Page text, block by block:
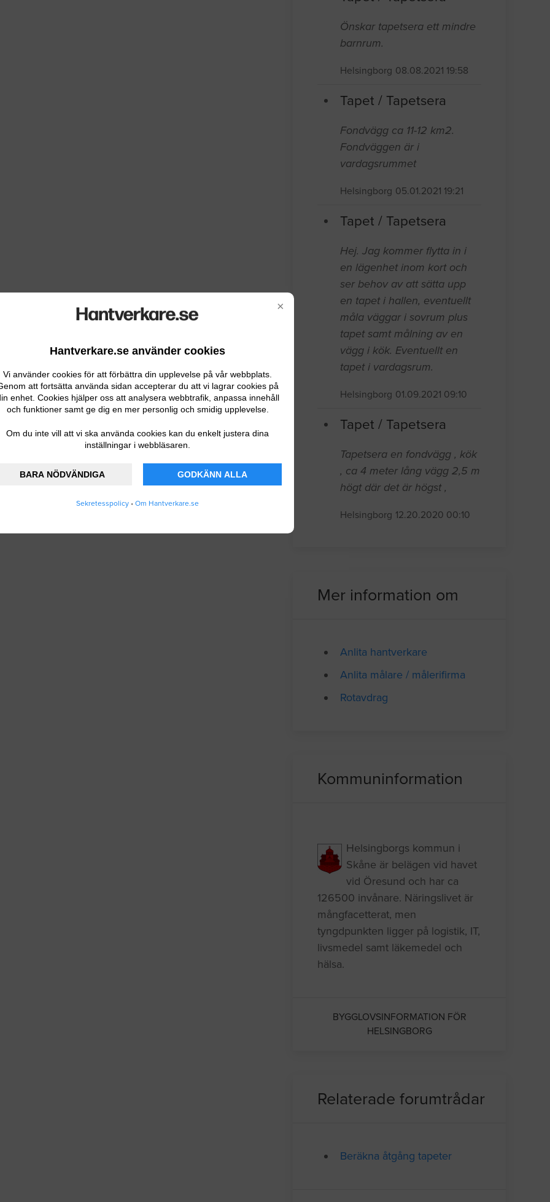
×
Hantverkare.se använder cookies
Vi använder cookies för att förbättra din upplevelse på vår webbplats.
att fortsätta använda sidan accepterar du att vi lagrar cookies på
enhet. Cookies hjälper oss att analysera webbtrafik, anpassa innehåll
och funktioner samt ge dig en mer personlig och smidig upplevelse.
Om du inte vill att vi ska använda cookies kan du enkelt justera dina
inställningar i webbläsaren.
BARA NÖDVÄNDIGA GODKÄNN ALLA
Sekretesspolicy • Om Hantverkare.se
Önskar tapetsera ett mindre
barnrum.
Helsingborg 08.08.2021 19:58
Tapet / Tapetsera
Fondvägg ca 11-12 km2.
Fondväggen är i
vardagsrummet
Helsingborg 05.01.2021 19:21
Tapet / Tapetsera
Hej. Jag kommer flytta in i
en lägenhet inom kort och
ser behov av att sätta upp
en tapet i hallen, eventuellt
måla väggar i sovrum plus
tapet samt målning av en
vägg i kök. Eventuellt en
tapet i vardagsrum.
Helsingborg 01.09.2021 09:10
Tapet / Tapetsera
Tapetsera en fondvägg , kök
, ca 4 meter lång vägg 2,5 m
högt där det är högst ,
Helsingborg 12.20.2020 00:10
Mer information om
Anlita hantverkare
Anlita målare / målerifirma
Rotavdrag
Kommuninformation
Helsingborgs kommun i
Skåne är belägen vid havet
vid Öresund och har ca
126500 invånare. Näringslivet är
mångfacetterat, men
tyngdpunkten ligger på logistik, IT,
livsmedel samt läkemedel och
hälsa.
BYGGLOVSINFORMATION FÖR
HELSINGBORG
Relaterade forumtrådar
Beräkna åtgång tapeter